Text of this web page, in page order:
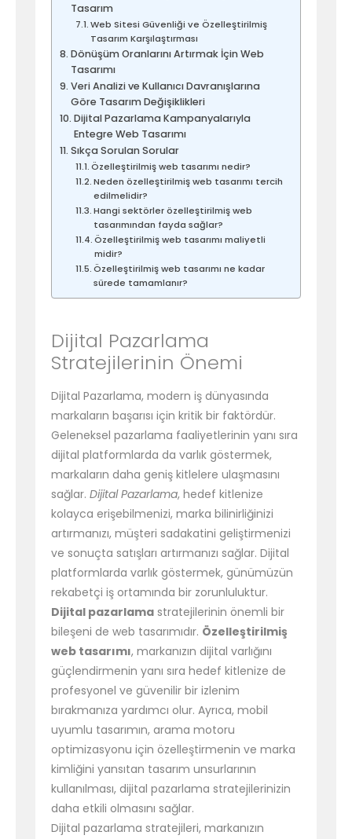
Tasarım
Web Sitesi Güvenliği ve Özelleştirilmiş
Tasarım Karşılaştırması
Dönüşüm Oranlarını Artırmak İçin Web
Tasarımı
Veri Analizi ve Kullanıcı Davranışlarına
Göre Tasarım Değişiklikleri
Dijital Pazarlama Kampanyalarıyla
Entegre Web Tasarımı
Sıkça Sorulan Sorular
Özelleştirilmiş web tasarımı nedir?
Neden özelleştirilmiş web tasarımı tercih
edilmelidir?
Hangi sektörler özelleştirilmiş web
tasarımından fayda sağlar?
Özelleştirilmiş web tasarımı maliyetli
midir?
Özelleştirilmiş web tasarımı ne kadar
sürede tamamlanır?
Dijital Pazarlama
Stratejilerinin Önemi
Dijital Pazarlama, modern iş dünyasında
markaların başarısı için kritik bir faktördür.
Geleneksel pazarlama faaliyetlerinin yanı sıra
dijital platformlarda da varlık göstermek,
markaların daha geniş kitlelere ulaşmasını
sağlar. Dijital Pazarlama, hedef kitlenize
kolayca erişebilmenizi, marka bilinirliğinizi
artırmanızı, müşteri sadakatini geliştirmenizi
ve sonuçta satışları artırmanızı sağlar. Dijital
platformlarda varlık göstermek, günümüzün
rekabetçi iş ortamında bir zorunluluktur.
Dijital pazarlama stratejilerinin önemli bir
bileşeni de web tasarımıdır. Özelleştirilmiş
web tasarımı, markanızın dijital varlığını
güçlendirmenin yanı sıra hedef kitlenize de
profesyonel ve güvenilir bir izlenim
bırakmanıza yardımcı olur. Ayrıca, mobil
uyumlu tasarımın, arama motoru
optimizasyonu için özelleştirmenin ve marka
kimliğini yansıtan tasarım unsurlarının
kullanılması, dijital pazarlama stratejilerinizin
daha etkili olmasını sağlar.
Dijital pazarlama stratejileri, markanızın